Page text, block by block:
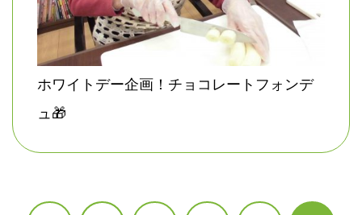
ホワイトデー企画！チョコレートフォンデ
ュ🎁